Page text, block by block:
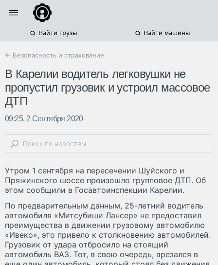
Найти грузы Найти машины
← Безопасность и страхование
В Карелии водитель легковушки не
пропустил грузовик и устроил массовое
ДТП
09:25, 2 Сентября 2020
Утром 1 сентября на пересечении Шуйского и
Пряжинского шоссе произошло групповое ДТП. Об
этом сообщили в Госавтоинспекции Карелии.
По предварительным данным, 25-летний водитель
автомобиля «Митсубиши Лансер» не предоставил
преимущества в движении грузовому автомобилю
«Ивеко», это привело к столкновению автомобилей.
Грузовик от удара отбросило на стоящий
автомобиль ВАЗ. Тот, в свою очередь, врезался в